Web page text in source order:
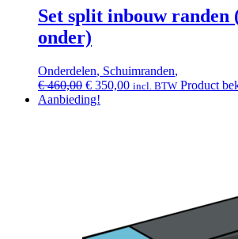
Set split inbouw randen
onder)
Onderdelen, Schuimranden,
€460,00 Oorspronkelijke
prijs
€ 350,00Huidige
incl. BTW Product
Aanbieding!